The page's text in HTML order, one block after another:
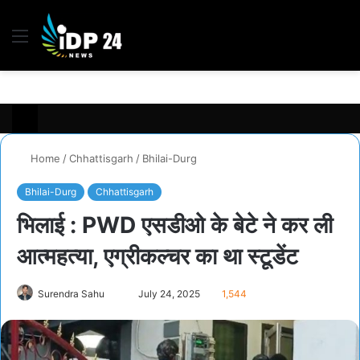
Menu
Home /Chhattisgarh / Bhilai-Durg
Bhilai-Durg Chhattisgarh
भिलाई : PWD एसडीओ के बेटे ने कर ली
आत्महत्या, एग्रीकल्चर का था स्टूडेंट
Surendra Sahu July 24, 2025 1,544